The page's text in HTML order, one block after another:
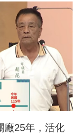
廠25年，活化